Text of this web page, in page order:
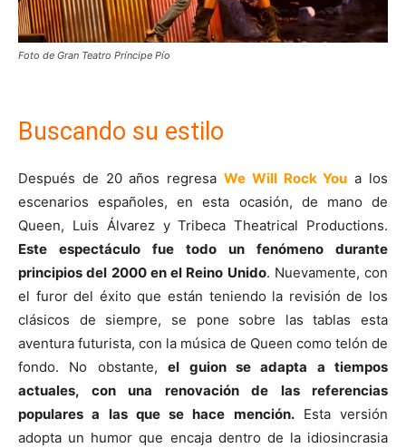
Foto de Gran Teatro Príncipe Pío
Buscando su estilo
Después de 20 años regresa We Will Rock You a los
escenarios españoles, en esta ocasión, de mano de
Queen, Luis Álvarez y Tribeca Theatrical Productions.
Este espectáculo fue todo un fenómeno durante
principios del 2000 en el Reino Unido. Nuevamente, con
el furor del éxito que están teniendo la revisión de los
clásicos de siempre, se pone sobre las tablas esta
aventura futurista, con la música de Queen como telón de
fondo. No obstante,el guion se adapta a tiempos
actuales, con una renovación de las referencias
populares a las que se hace mención.Esta versión
adopta un humor que encaja dentro de la idiosincrasia